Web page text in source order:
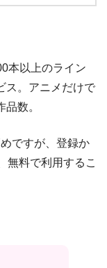
本以上のライン
ス。アニメだけで
数。
ですが、登録か
無料で利用するこ